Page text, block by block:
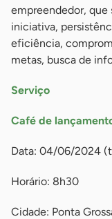
empreendedor, que
iniciativa,
eficiência,
metas, busca de
Serviço
Café de
Data: 04/06/2024
Horário: 8h30
Cidade: Ponta